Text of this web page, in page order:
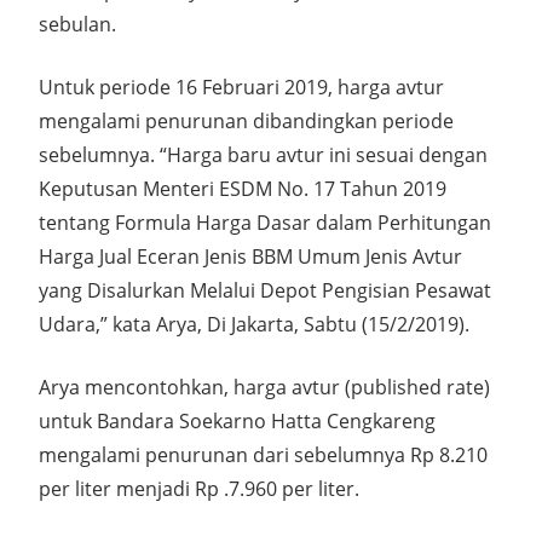
sebulan.
Untuk periode 16 Februari 2019, harga avtur
mengalami penurunan dibandingkan periode
sebelumnya. “Harga baru avtur ini sesuai dengan
Keputusan Menteri ESDM No. 17 Tahun 2019
tentang Formula Harga Dasar dalam Perhitungan
Harga Jual Eceran Jenis BBM Umum Jenis Avtur
yang Disalurkan Melalui Depot Pengisian Pesawat
Udara,” kata Arya, Di Jakarta, Sabtu (15/2/2019).
Arya mencontohkan, harga avtur (published rate)
untuk Bandara Soekarno Hatta Cengkareng
mengalami penurunan dari sebelumnya Rp 8.210
per liter menjadi Rp .7.960 per liter.